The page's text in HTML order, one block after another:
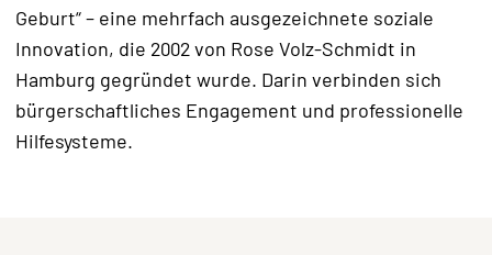
Geburt“ – eine mehrfach ausgezeichnete soziale
Innovation, die 2002 von Rose Volz-Schmidt in
Hamburg gegründet wurde. Darin verbinden sich
bürgerschaftliches Engagement und professionelle
Hilfesysteme.